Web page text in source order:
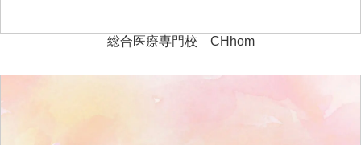
総合医療専門校 CHhom